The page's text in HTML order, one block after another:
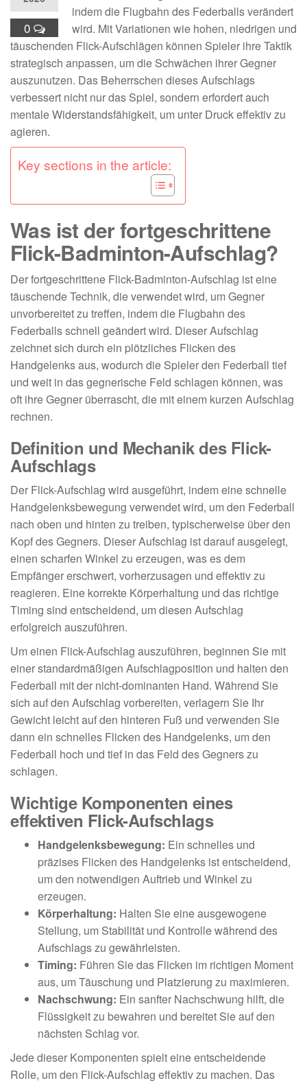
0
indem die Flugbahn des Federballs verändert
wird. Mit Variationen wie hohen, niedrigen und
täuschenden Flick-Aufschlägen können Spieler ihre Taktik
strategisch anpassen, um die Schwächen ihrer Gegner
auszunutzen. Das Beherrschen dieses Aufschlags
verbessert nicht nur das Spiel, sondern erfordert auch
mentale Widerstandsfähigkeit, um unter Druck effektiv zu
agieren.
Key sections in the article:
Was ist der fortgeschrittene
Flick-Badminton-Aufschlag?
Der fortgeschrittene Flick-Badminton-Aufschlag ist eine
täuschende Technik, die verwendet wird, um Gegner
unvorbereitet zu treffen, indem die Flugbahn des
Federballs schnell geändert wird. Dieser Aufschlag
zeichnet sich durch ein plötzliches Flicken des
Handgelenks aus, wodurch die Spieler den Federball tief
und weit in das gegnerische Feld schlagen können, was
oft ihre Gegner überrascht, die mit einem kurzen Aufschlag
rechnen.
Definition und Mechanik des Flick-
Aufschlags
Der Flick-Aufschlag wird ausgeführt, indem eine schnelle
Handgelenksbewegung verwendet wird, um den Federball
nach oben und hinten zu treiben, typischerweise über den
Kopf des Gegners. Dieser Aufschlag ist darauf ausgelegt,
einen scharfen Winkel zu erzeugen, was es dem
Empfänger erschwert, vorherzusagen und effektiv zu
reagieren. Eine korrekte Körperhaltung und das richtige
Timing sind entscheidend, um diesen Aufschlag
erfolgreich auszuführen.
Um einen Flick-Aufschlag auszuführen, beginnen Sie mit
einer standardmäßigen Aufschlagposition und halten den
Federball mit der nicht-dominanten Hand. Während Sie
sich auf den Aufschlag vorbereiten, verlagern Sie Ihr
Gewicht leicht auf den hinteren Fuß und verwenden Sie
dann ein schnelles Flicken des Handgelenks, um den
Federball hoch und tief in das Feld des Gegners zu
schlagen.
Wichtige Komponenten eines
effektiven Flick-Aufschlags
Handgelenksbewegung: Ein schnelles und
präzises Flicken des Handgelenks ist entscheidend,
um den notwendigen Auftrieb und Winkel zu
erzeugen.
Körperhaltung: Halten Sie eine ausgewogene
Stellung, um Stabilität und Kontrolle während des
Aufschlags zu gewährleisten.
Timing: Führen Sie das Flicken im richtigen Moment
aus, um Täuschung und Platzierung zu maximieren.
Nachschwung: Ein sanfter Nachschwung hilft, die
Flüssigkeit zu bewahren und bereitet Sie auf den
nächsten Schlag vor.
Jede dieser Komponenten spielt eine entscheidende
Rolle, um den Flick-Aufschlag effektiv zu machen. Das